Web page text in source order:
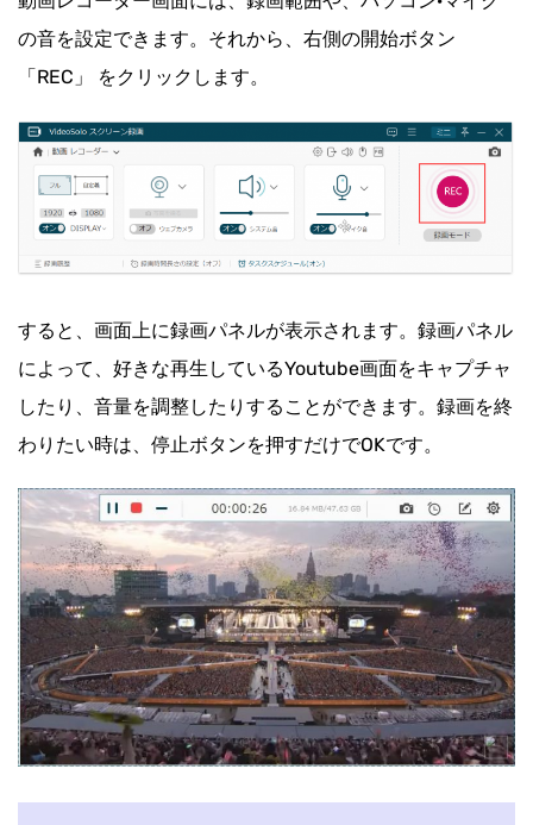
の音を設定できます。それから、右側の開始ボタン
「REC」 をクリックします。
すると、画面上に録画パネルが表示されます。録画パネル
によって、好きな再生しているYoutube画面をキャプチャ
したり、音量を調整したりすることができます。録画を終
わりたい時は、停止ボタンを押すだけでOKです。